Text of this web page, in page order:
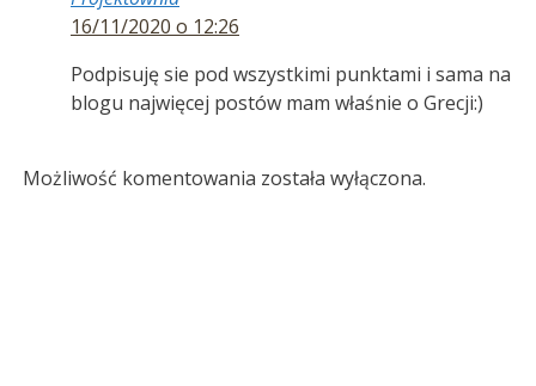
16/11/2020 o 12:26
Podpisuję sie pod wszystkimi punktami i sama na
blogu najwięcej postów mam właśnie o Grecji:)
Możliwość komentowania została wyłączona.